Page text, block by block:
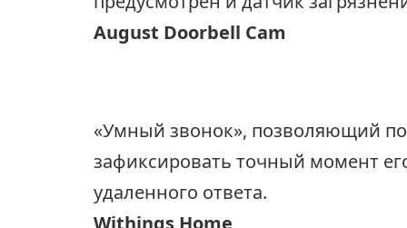
August Doorbell Cam
«Умный звонок», позволяющий
зафиксировать точный момент
удаленного ответа.